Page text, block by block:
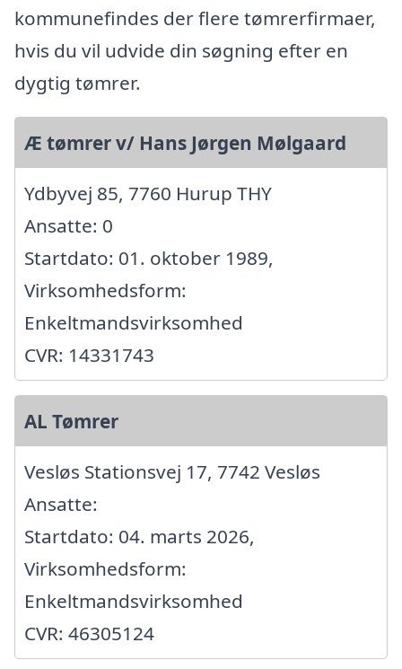
kommunefindes der flere tømrerfirmaer,
hvis du vil udvide din søgning efter en
dygtig tømrer.
Æ tømrer v/ Hans Jørgen Mølgaard
Ydbyvej 85, 7760 Hurup THY
Ansatte: 0
Startdato: 01. oktober 1989,
Virksomhedsform:
Enkeltmandsvirksomhed
CVR: 14331743
AL Tømrer
Vesløs Stationsvej 17, 7742 Vesløs
Ansatte:
Startdato: 04. marts 2026,
Virksomhedsform:
Enkeltmandsvirksomhed
CVR: 46305124